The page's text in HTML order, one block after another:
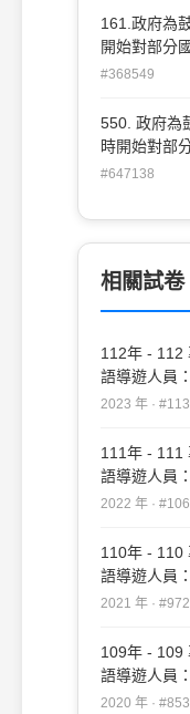
月 1 日
161.政府為
開始對部分
82年1月1
#368549
550. 政府為鼓勵外國旅客來臺旅遊，自何
時開始對部分
國 82 年 1 月 1 日 (B)民國 83
1 日
#647138
相關試卷
112年 - 112
語導遊人員
與法規、臺
2023 年 ·
111年 - 111
語導遊人員
與法規、臺
2022 年 ·
110年 - 110
語導遊人員
與法規、臺
2021 年 ·
109年 - 109
語導遊人員
與法規、臺
2020 年 ·